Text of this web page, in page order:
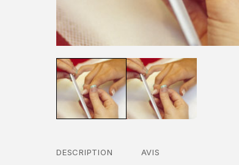
DESCRIPTION AVIS